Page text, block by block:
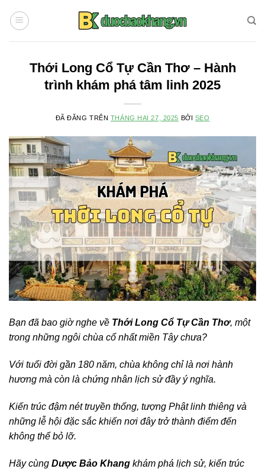
đến
Thới Long Cổ Tự Cần Thơ – Hành
trình khám phá tâm linh 2025
ĐÃ ĐĂNG TRÊN THÁNG HAI 27, 2025 BỞI SEO
Bạn đã bao giờ nghe về Thới Long Cổ Tự Cần Thơ, một
trong những ngôi chùa cổ nhất miền Tây chưa?
Với tuổi đời gần 180 năm, chùa không chỉ là nơi hành
hương mà còn là chứng nhân lịch sử đầy ý nghĩa.
Kiến trúc đậm nét truyền thống, tượng Phật linh thiêng và
những lễ hội đặc sắc khiến nơi đây trở thành điểm đến
không thể bỏ lỡ.
Hãy cùng Dược Bảo Khang khám phá lịch sử, kiến trúc